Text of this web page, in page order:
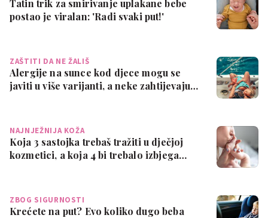
Tatin trik za smirivanje uplakane bebe
postao je viralan: 'Radi svaki put!'
ZAŠTITI DA NE ŽALIŠ
Alergije na sunce kod djece mogu se
javiti u više varijanti, a neke zahtijevaju…
NAJNJEŽNIJA KOŽA
Koja 3 sastojka trebaš tražiti u dječjoj
kozmetici, a koja 4 bi trebalo izbjega…
ZBOG SIGURNOSTI
Krećete na put? Evo koliko dugo beba